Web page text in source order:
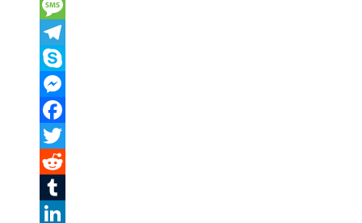
Email
Message
Telegram
Skype
Messenger
Facebook
Twitter
Reddit
Tumblr